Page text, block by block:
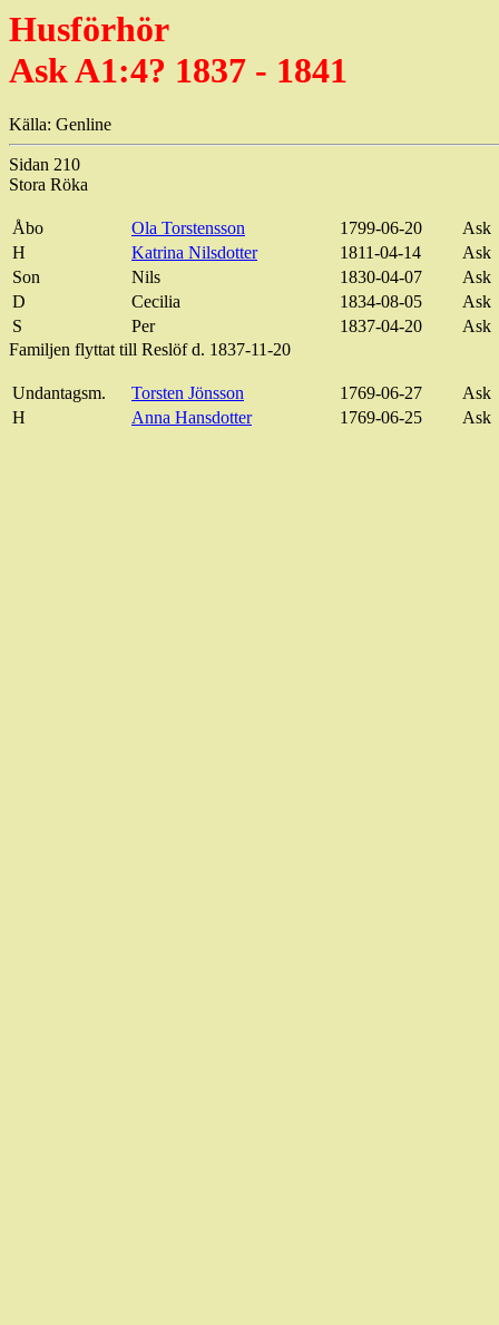
Husförhör
Ask A1:4? 1837 - 1841
Källa: Genline
Sidan 210
Stora Röka
Åbo Ola Torstensson 1799-06-20
Ask
H
Katrina Nilsdotter 1811-04-14
Ask
Son
Nils 1830-04-07
Ask
D
Cecilia 1834-08-05
Ask
S
Per 1837-04-20
Ask
Familjen flyttat till Reslöf d. 1837-11-20
Undantagsm. Torsten Jönsson 1769-06-27
Ask
H
Anna Hansdotter 1769-06-25 Ask